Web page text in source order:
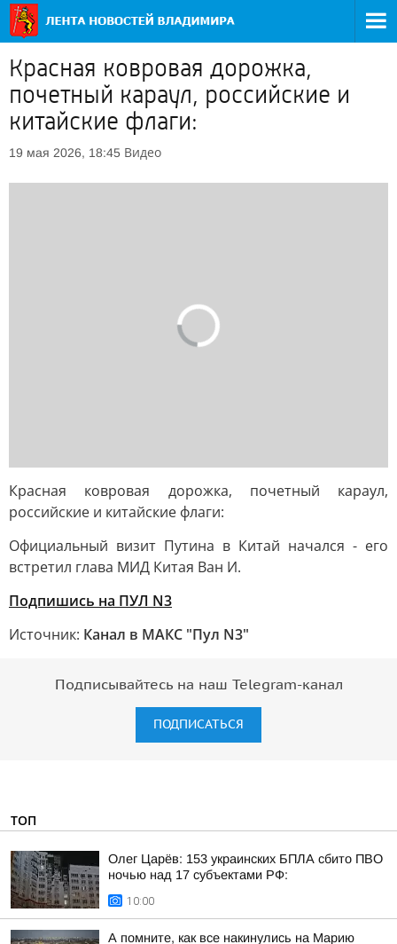
Красная ковровая дорожка,
почетный караул, российские и
китайские флаги:
19 мая 2026, 18:45 Видео
Красная ковровая дорожка, почетный караул,
российские и китайские флаги:
Официальный визит Путина в Китай начался - его
встретил глава МИД Китая Ван И.
Подпишись на ПУЛ N3
Источник: Канал в МАКС "Пул N3"
Подписывайтесь на наш Telegram-канал
ПОДПИСАТЬСЯ
ТОП
Олег Царёв: 153 украинских БПЛА сбито ПВО
ночью над 17 субъектами РФ:
10:00
А помните, как все накинулись на Марию